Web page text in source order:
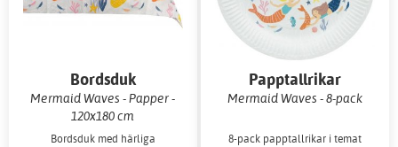
Bordsduk
Mermaid Waves - Papper -
120x180 cm
Bordsduk med härliga
Papptallrikar
Mermaid Waves - 8-pack
8-pack papptallrikar i temat